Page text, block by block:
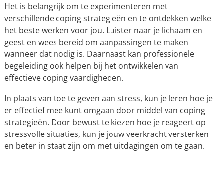
Het is belangrijk om te experimenteren met
verschillende coping strategieën en te ontdekken welke
het beste werken voor jou. Luister naar je lichaam en
geest en wees bereid om aanpassingen te maken
wanneer dat nodig is. Daarnaast kan professionele
begeleiding ook helpen bij het ontwikkelen van
effectieve coping vaardigheden.
In plaats van toe te geven aan stress, kun je leren hoe je
er effectief mee kunt omgaan door middel van coping
strategieën. Door bewust te kiezen hoe je reageert op
stressvolle situaties, kun je jouw veerkracht versterken
en beter in staat zijn om met uitdagingen om te gaan.